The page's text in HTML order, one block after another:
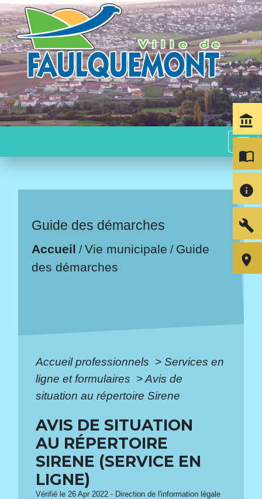
menu
Guide des démarches
Accueil /Vie municipale / Guide
des démarches
Accueil professionnels > Services en
ligne et formulaires >Avis de
situation au répertoire Sirene
AVIS DE SITUATION
AU RÉPERTOIRE
SIRENE (SERVICE EN
LIGNE)
Vérifié le 26 Apr 2022 - Direction de l'information légale
account_balance
import_contacts
info
build
room